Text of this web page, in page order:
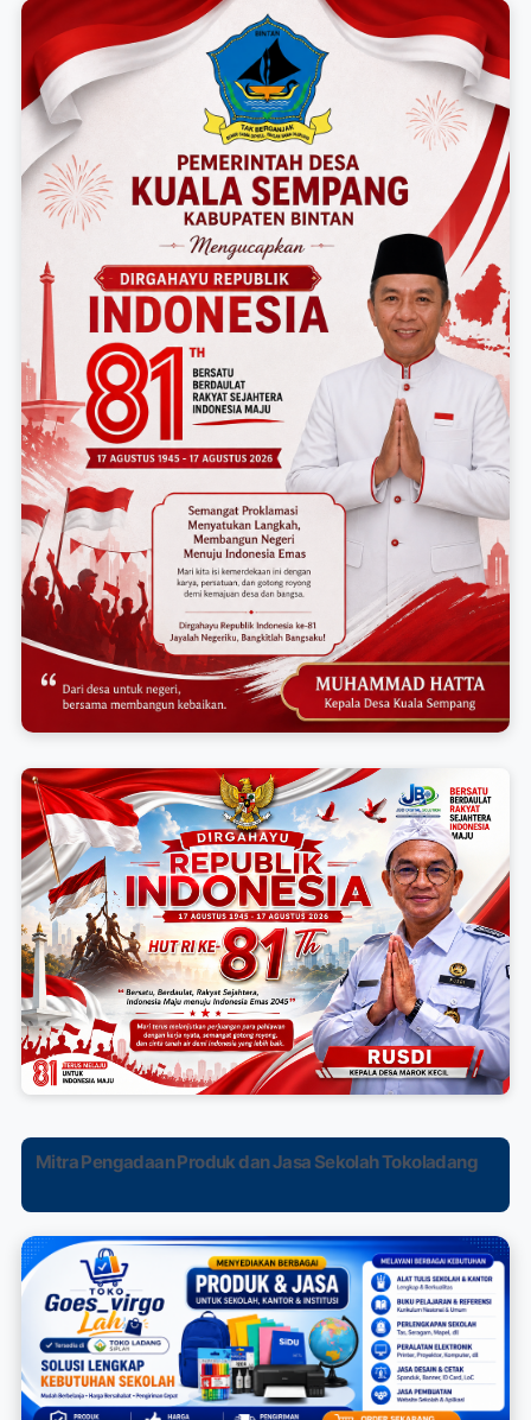
Mitra Pengadaan Produk dan Jasa Sekolah Tokoladang